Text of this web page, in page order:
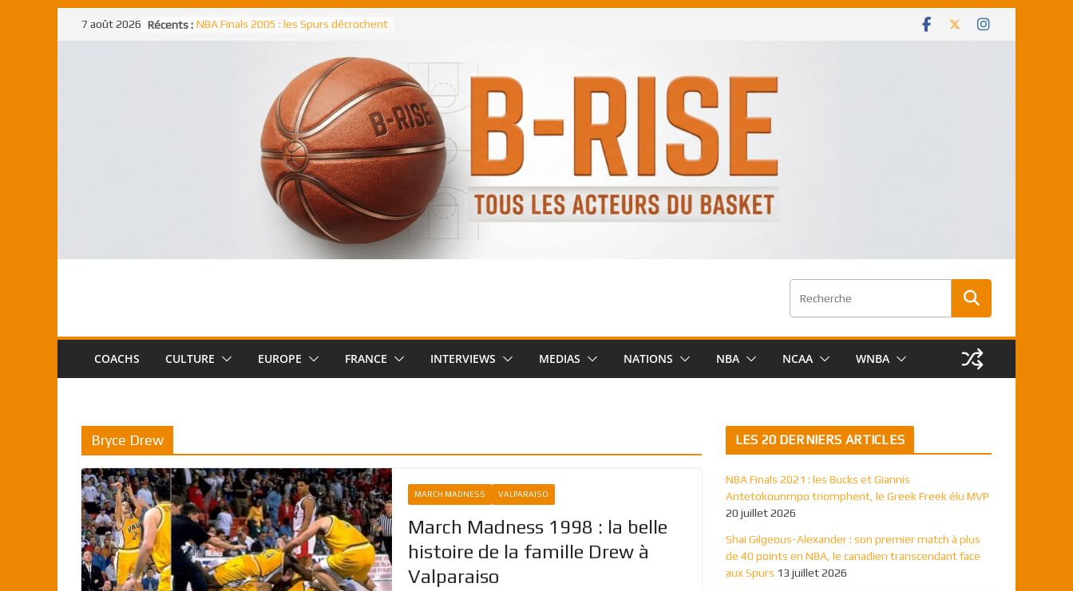
Passer7 août 2026 Récents : NBA Finals 2005 : les Spurs décrochent
NBA Finals 2021 : les Bucks et Giannis
Antetokounmpo triomphent, le Greek
Shai Gilgeous-Alexander : son premier
match à plus de 40 points en NBA, le
canadien transcendant face aux Spurs
Pau Gasol dans l’histoire en 2002 :
premier européen sacré Rookie de
Rudy Gobert, deuxième Français élu
meilleur défenseur d’une saison NBA
COACHS CULTURE EUROPE FRANCE INTERVIEWS MEDIAS NATIONS NBA NCAA WNBA
Bryce Drew
MARCH MADNESS VALPARAISO
March Madness 1998 : la belle
histoire de la famille Drew à
Valparaiso
LES 20 DERNIERS ARTICLES
NBA Finals 2021 : les Bucks et Giannis
Antetokounmpo triomphent, le Greek Freek élu MVP
20 juillet 2026
Shai Gilgeous-Alexander : son premier match à plus
de 40 points en NBA, le canadien transcendant face
aux Spurs 13 juillet 2026